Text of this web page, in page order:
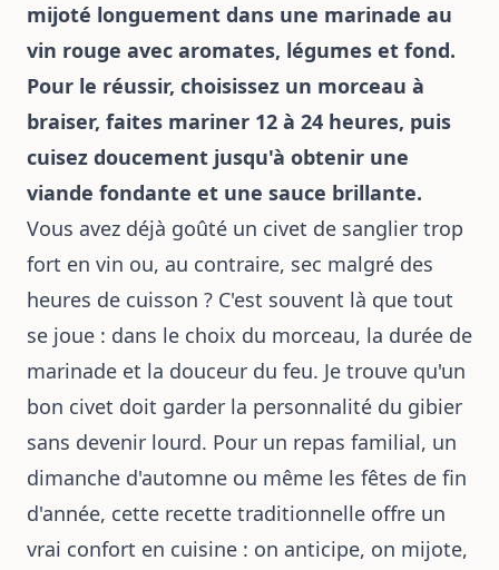
mijoté longuement dans une marinade au
vin rouge avec aromates, légumes et fond.
Pour le réussir, choisissez un morceau à
braiser, faites mariner 12 à 24 heures, puis
cuisez doucement jusqu'à obtenir une
viande fondante et une sauce brillante.
Vous avez déjà goûté un civet de sanglier trop
fort en vin ou, au contraire, sec malgré des
heures de cuisson ? C'est souvent là que tout
se joue : dans le choix du morceau, la durée de
marinade et la douceur du feu. Je trouve qu'un
bon civet doit garder la personnalité du gibier
sans devenir lourd. Pour un repas familial, un
dimanche d'automne ou même les fêtes de fin
d'année, cette recette traditionnelle offre un
vrai confort en cuisine : on anticipe, on mijote,